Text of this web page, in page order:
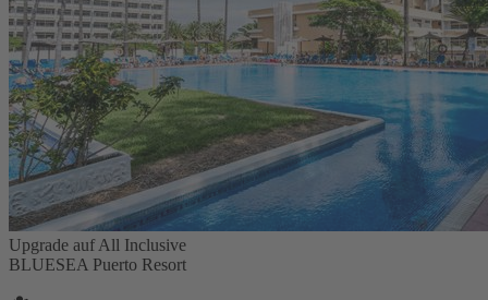
Upgrade auf All Inclusive
BLUESEA Puerto Resort